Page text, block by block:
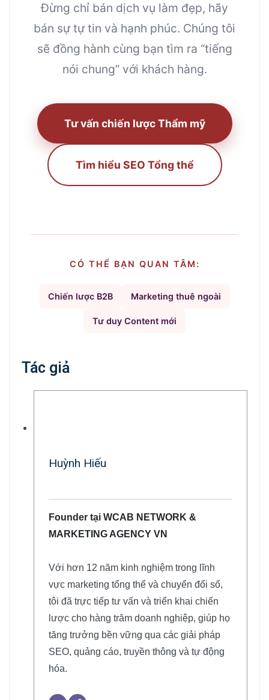
Đừng chỉ bán dịch vụ làm đẹp, hãy
bán sự tự tin và hạnh phúc. Chúng tôi
sẽ đồng hành cùng bạn tìm ra “tiếng
nói chung” với khách hàng.
Tư vấn chiến lược Thẩm mỹ
Tìm hiểu SEO Tổng thể
CÓ THỂ BẠN QUAN TÂM:
Chiến lược B2B Marketing thuê ngoài
Tư duy Content mới
Tác giả
Huỳnh Hiếu
Founder tại WCAB NETWORK &
MARKETING AGENCY VN
Với hơn 12 năm kinh nghiệm trong lĩnh
vực marketing tổng thể và chuyển đổi số,
tôi đã trực tiếp tư vấn và triển khai chiến
lược cho hàng trăm doanh nghiệp, giúp họ
tăng trưởng bền vững qua các giải pháp
SEO, quảng cáo, truyền thông và tự động
hóa.